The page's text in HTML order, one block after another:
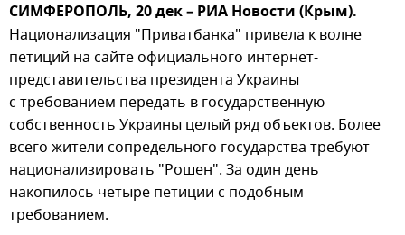
СИМФЕРОПОЛЬ, 20 дек – РИА Новости (Крым).
Национализация "Приватбанка" привела к волне
петиций на сайте официального интернет-
представительства президента Украины
с требованием передать в государственную
собственность Украины целый ряд объектов. Более
всего жители сопредельного государства требуют
национализировать "Рошен". За один день
накопилось четыре петиции с подобным
требованием.